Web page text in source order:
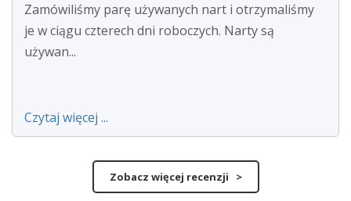
Zamówiliśmy parę używanych nart i otrzymaliśmy
je w ciągu czterech dni roboczych. Narty są
używan...
Czytaj więcej ...
Zobacz więcej recenzji >